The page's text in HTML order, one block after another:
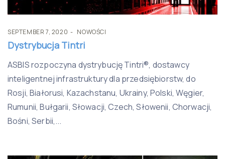
SEPTEMBER 7, 2020 NOWOŚCI
Dystrybucja Tintri
ASBIS rozpoczyna dystrybucję Tintri®, dostawcy
inteligentnej infrastruktury dla przedsiębiorstw, do
Rosji, Białorusi, Kazachstanu, Ukrainy, Polski, Węgier,
Rumunii, Bułgarii, Słowacji, Czech, Słowenii, Chorwacji,
Bośni, Serbii,...